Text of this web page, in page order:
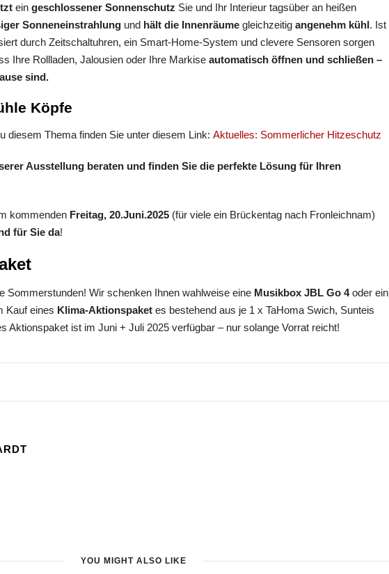
ein geschlossener Sonnenschutz Sie und Ihr Interieur tagsüber an heißen
Sonneneinstrahlung und hält die Innenräume gleichzeitig angenehm kühl. Ist
durch Zeitschaltuhren, ein Smart-Home-System und clevere Sensoren sorgen
Ihre Rollladen, Jalousien oder Ihre Markise automatisch öffnen und schließen –
sind.
Köpfe
diesem Thema finden Sie unter diesem Link: Aktuelles: Sommerlicher Hitzeschutz
Ausstellung beraten und finden Sie die perfekte Lösung für Ihren
kommenden Freitag, 20.Juni.2025 (für viele ein Brückentag nach Fronleichnam)
für Sie da!
Sommerstunden! Wir schenken Ihnen wahlweise eine Musikbox JBL Go 4oder ein
Kauf eines Klima-Aktionspaket es bestehend aus je 1 x TaHoma Swich, Sunteis
Aktionspaket ist im Juni + Juli 2025 verfügbar – nur solange Vorrat reicht!
YOU MIGHT ALSO LIKE